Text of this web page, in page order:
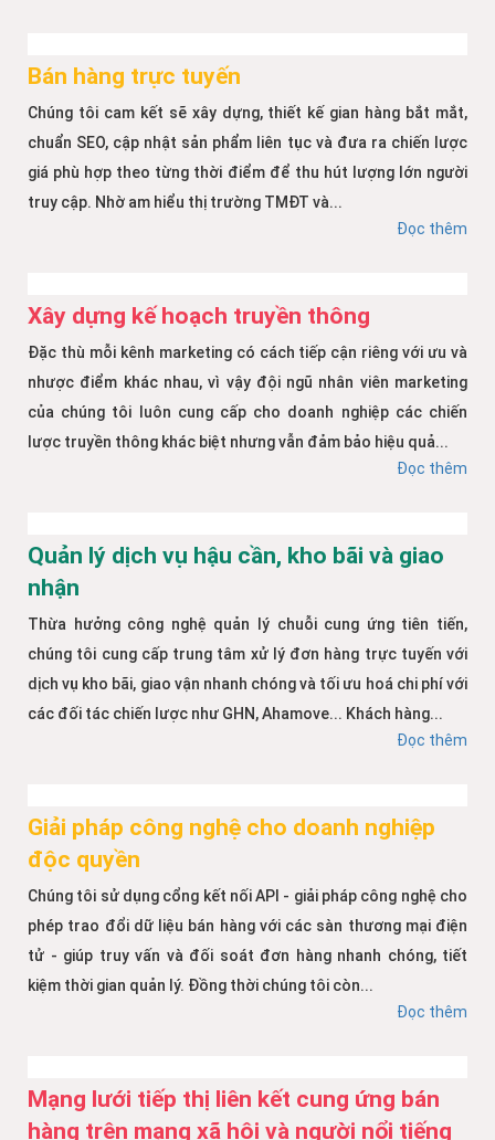
Bán hàng trực tuyến
Chúng tôi cam kết sẽ xây dựng, thiết kế gian hàng bắt mắt,
chuẩn SEO, cập nhật sản phẩm liên tục và đưa ra chiến lược
giá phù hợp theo từng thời điểm để thu hút lượng lớn người
truy cập. Nhờ am hiểu thị trường TMĐT và...
Đọc thêm
Xây dựng kế hoạch truyền thông
Đặc thù mỗi kênh marketing có cách tiếp cận riêng với ưu và
nhược điểm khác nhau, vì vậy đội ngũ nhân viên marketing
của chúng tôi luôn cung cấp cho doanh nghiệp các chiến
lược truyền thông khác biệt nhưng vẫn đảm bảo hiệu quả...
Đọc thêm
Quản lý dịch vụ hậu cần, kho bãi và giao
nhận
Thừa hưởng công nghệ quản lý chuỗi cung ứng tiên tiến,
chúng tôi cung cấp trung tâm xử lý đơn hàng trực tuyến với
dịch vụ kho bãi, giao vận nhanh chóng và tối ưu hoá chi phí với
các đối tác chiến lược như GHN, Ahamove... Khách hàng...
Đọc thêm
Giải pháp công nghệ cho doanh nghiệp
độc quyền
Chúng tôi sử dụng cổng kết nối API - giải pháp công nghệ cho
phép trao đổi dữ liệu bán hàng với các sàn thương mại điện
tử - giúp truy vấn và đối soát đơn hàng nhanh chóng, tiết
kiệm thời gian quản lý. Đồng thời chúng tôi còn...
Đọc thêm
Mạng lưới tiếp thị liên kết cung ứng bán
hàng trên mạng xã hội và người nổi tiếng